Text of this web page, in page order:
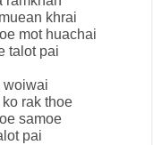
khrai
mot huachai
talot pai
woiwai
rak thoe
samoe
pai